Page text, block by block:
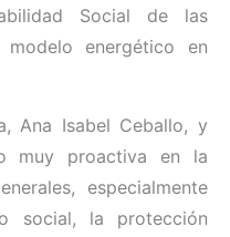
Social de las
energético en
Ana Isabel Ceballo, y
muy proactiva en la
especialmente
social, la protección